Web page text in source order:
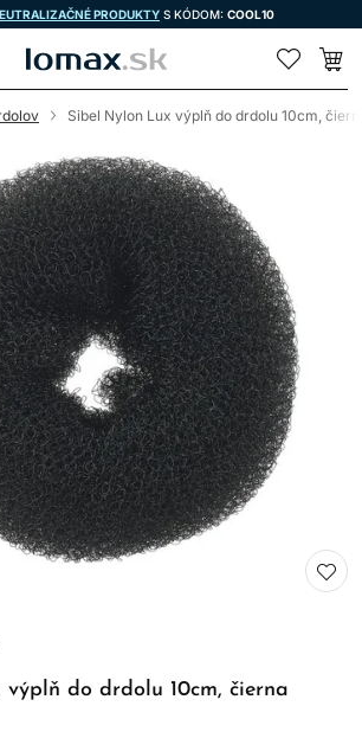
PRODUKTY S KÓDOM: COOL10
Sibel Nylon Lux výplň do drdolu 10cm,
do drdolu 10cm, čierna